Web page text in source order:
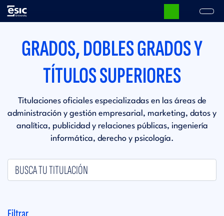
Pasar
navigationGRADOS, DOBLES GRADOS Y
TÍTULOS SUPERIORES
Titulaciones oficiales especializadas en las áreas de
administración y gestión empresarial, marketing, datos y
analítica, publicidad y relaciones públicas, ingeniería
informática, derecho y psicología.